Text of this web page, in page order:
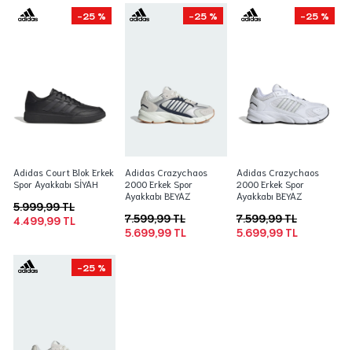
-25 %
Adidas Court Blok Erkek
Spor Ayakkabı SİYAH
4.499,99 TL
5.999,99 TL
-25 %
Adidas Crazychaos
2000 Erkek Spor
Ayakkabı BEYAZ
5.699,99 TL
7.599,99 TL
-25 %
Adidas Crazychaos
2000 Erkek Spor
Ayakkabı BEYAZ
5.699,99 TL
7.599,99 TL
-25 %